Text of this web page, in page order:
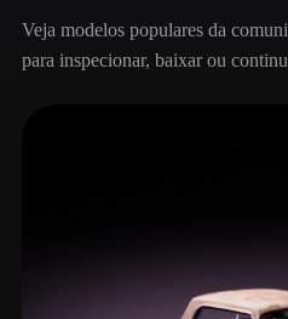
Veja modelos populares da
para inspecionar, baixar ou